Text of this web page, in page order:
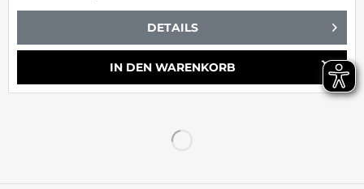
DETAILS
IN DEN WARENKORB shopping_cart